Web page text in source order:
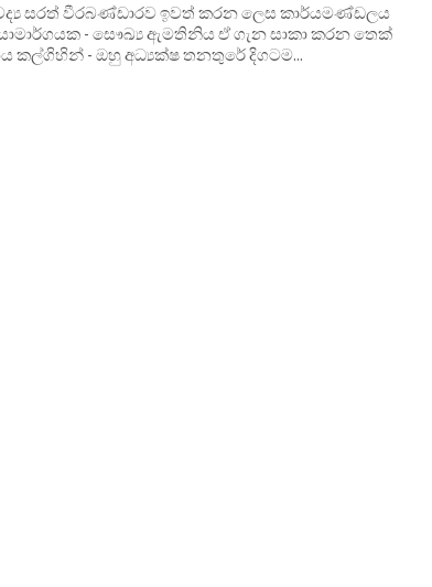
සරත් වීරබණ්ඩාරව ඉවත් කරන ලෙස කාර්යමණ්ඩලය
ඒ ගැන සාකා කරන තෙක්
වැඩවර්ජනය කල්ගිහින් - ඔහු අධ්‍යක්ෂ තනතුරේ දිගටම...